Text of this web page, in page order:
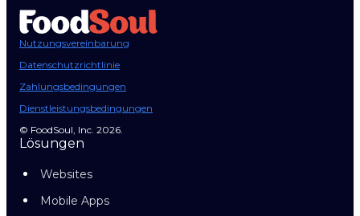
Nutzungsvereinbarung
Datenschutzrichtlinie
Zahlungsbedingungen
Dienstleistungsbedingungen
© FoodSoul, Inc. 2026.
Lösungen
Websites
Mobile Apps